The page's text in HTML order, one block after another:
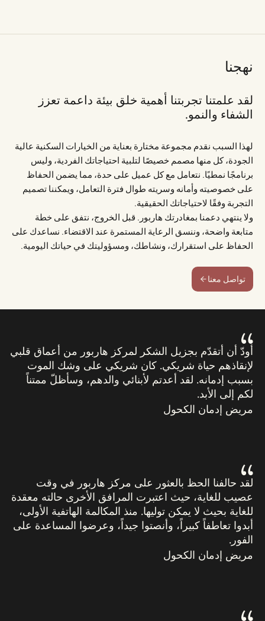
نهجنا
لقد علمتنا تجربتنا أهمية خلق بيئة داعمة تعزز
الشفاء والنمو.
لهذا السبب نقدم مجموعة مختارة بعناية من الخيارات السكنية عالية
الجودة، كل منها مصمم خصيصًا لتلبية احتياجاتك الفردية، وليس
برنامجًا نمطيًا. نتعامل مع كل عميل على حدة، مما يضمن الحفاظ
على خصوصيته وأمانه وسريته طوال فترة التعامل، ويمكننا تصميم
التجربة وفقًا لاحتياجاتك الحقيقية.
ولا ينتهي دعمنا بمغادرتك هاربور. قبل الخروج، نتفق على خطة
متابعة واضحة، وننسق الرعاية المستمرة عند الاقتضاء. نساعدك على
الحفاظ على استقرارك، ونشاطك، ومسؤوليتك في حياتك اليومية.
تواصل معنا
أودّ أن أتقدّم بجزيل الشكر لمركز هاربور من أعماق قلبي
لإنقاذهم حياة شريكي. كان شريكي على وشك الموت
بسبب إدمانه. لقد أعدتم لأبنائي والدهم، وسأظلّ ممتناً
لكم إلى الأبد.
مريض إدمان الكحول
لقد حالفنا الحظ بالعثور على مركز هاربور في وقت
عصيب للغاية، حيث اعتبرت المرافق الأخرى حالته معقدة
للغاية بحيث لا يمكن توليها. منذ المكالمة الهاتفية الأولى،
أبدوا تعاطفاً كبيراً، وأنصتوا جيداً، وعرضوا المساعدة على
الفور.
مريض إدمان الكحول